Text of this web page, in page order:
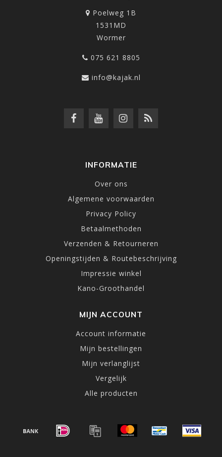
Poelweg 1B
1531MD
Wormer
075 621 8805
info@kajak.nl
INFORMATIE
Over ons
Algemene voorwaarden
Privacy Policy
Betaalmethoden
Verzenden & Retourneren
Openingstijden & Routebeschrijving
Impressie winkel
Kano-Groothandel
MIJN ACCOUNT
Account informatie
Mijn bestellingen
Mijn verlanglijst
Vergelijk
Alle producten